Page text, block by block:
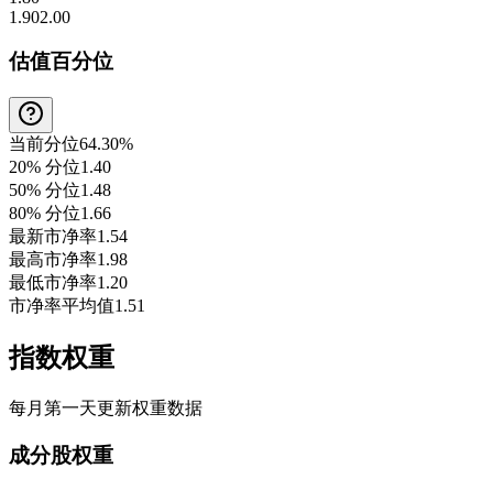
1.902.00
估值百分位
当前分位64.30%
20% 分位1.40
50% 分位1.48
80% 分位1.66
最新市净率1.54
最高市净率1.98
最低市净率1.20
市净率平均值1.51
指数权重
每月第一天更新权重数据
成分股权重